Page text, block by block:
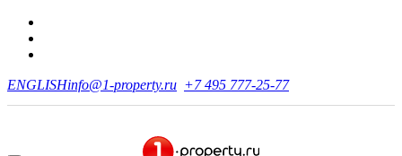
ENGLISHinfo@1-property.ru +7 495 777-25-77